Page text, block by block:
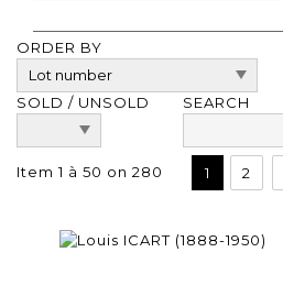
ORDER BY
SOLD / UNSOLD
SEARCH
Item 1 à 50 on 280 1 2